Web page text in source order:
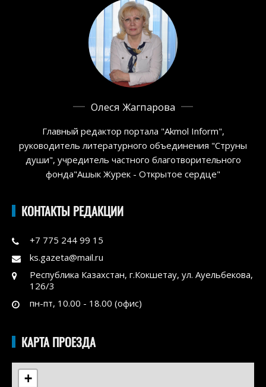
Олеся Жагпарова
Главный редактор портала "Akmol Inform",
руководитель литературного объединения "Струны
души", учредитель частного благотворительного
фонда"Ашык Журек - Открытое сердце"
КОНТАКТЫ РЕДАКЦИИ
+7 775 244 99 15
ks.gazeta@mail.ru
Республика Казахстан, г.Кокшетау, ул. Ауельбекова,
126/3
пн-пт, 10.00 - 18.00 (офис)
КАРТА ПРОЕЗДА
+